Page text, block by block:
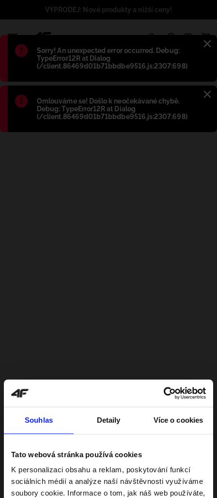
Souhlas Detaily Více o cookies
Tato webová stránka používá cookies
K personalizaci obsahu a reklam, poskytování funkcí
sociálních médií a analýze naší návštěvnosti využíváme
soubory cookie. Informace o tom, jak náš web používáte,
Błąd:
Sorry! An unexpected error occurred. Debug:
TypeError12R at Dialog
(/client.86469d01b71bbdbe9516.js:2307:698)
Błąd:
Omlouváme se! Došlo k neočekávané chybě.
Debug: TypeError12R at Dialog
(/client.86469d01b71bbdbe9516.js:2307:698)
VÝPRODEJ: Nové produkty a nižší ceny!